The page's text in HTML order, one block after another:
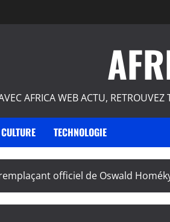
AFRICA WEB ACTU,
CULTURE TECHNOLOGIE
officiel de Oswald